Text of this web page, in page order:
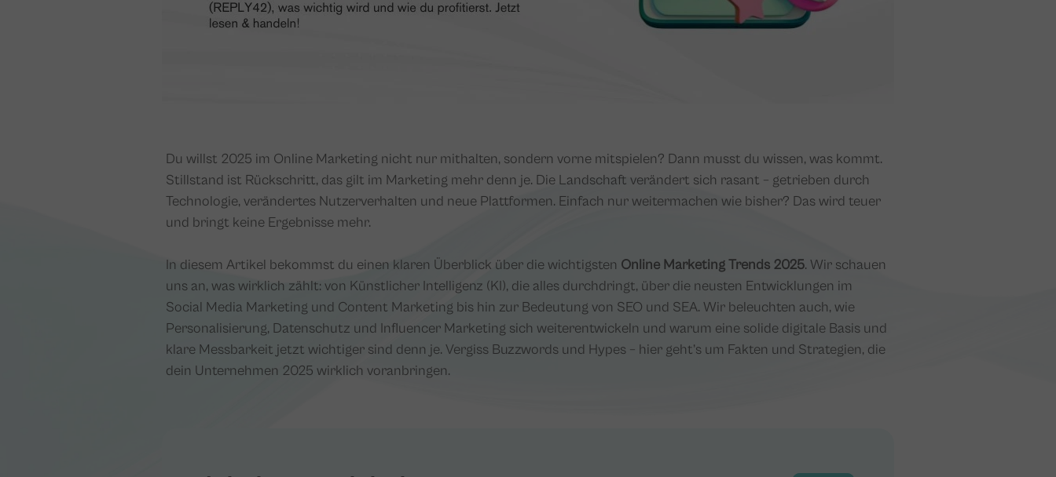
Du willst 2025 im Online Marketing nicht nur mithalten, sondern vorne mitspielen? Dann musst du wissen, was kommt.
Stillstand ist Rückschritt, das gilt im Marketing mehr denn je. Die Landschaft verändert sich rasant – getrieben durch
Technologie, verändertes Nutzerverhalten und neue Plattformen. Einfach nur weitermachen wie bisher? Das wird teuer
und bringt keine Ergebnisse mehr.
In diesem Artikel bekommst du einen klaren Überblick über die wichtigsten Online Marketing Trends 2025. Wir schauen
uns an, was wirklich zählt: von Künstlicher Intelligenz (KI), die alles durchdringt, über die neusten Entwicklungen im
Social Media Marketing und Content Marketing bis hin zur Bedeutung von SEO und SEA. Wir beleuchten auch, wie
Personalisierung, Datenschutz und Influencer Marketing sich weiterentwickeln und warum eine solide digitale Basis und
klare Messbarkeit jetzt wichtiger sind denn je. Vergiss Buzzwords und Hypes – hier geht’s um Fakten und Strategien, die
dein Unternehmen 2025 wirklich voranbringen.